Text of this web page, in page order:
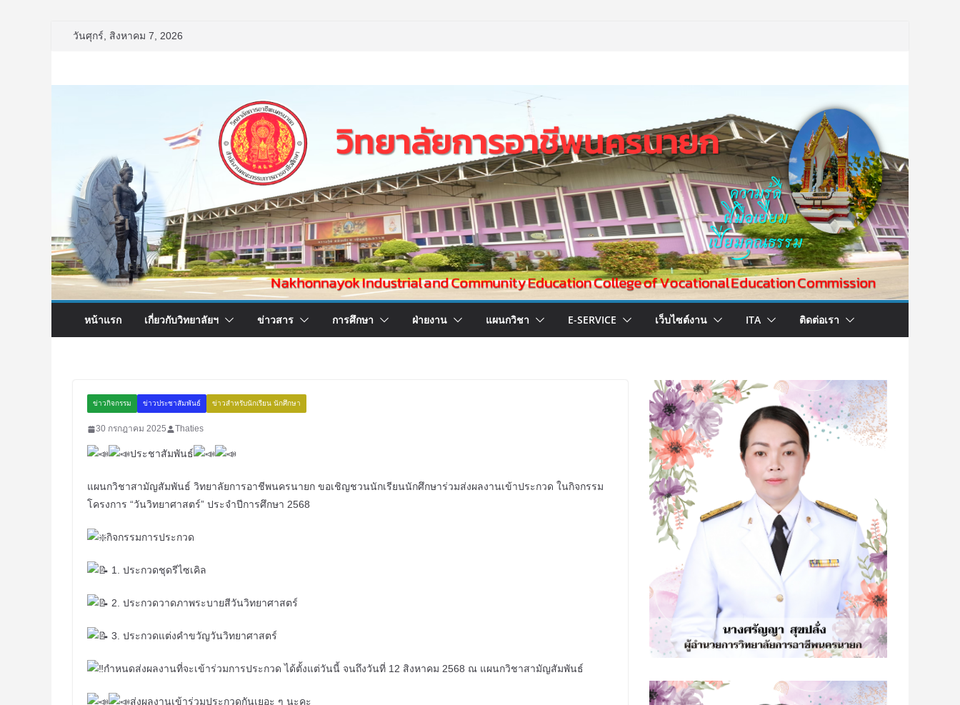
วันศุกร์, สิงหาคม 7, 2026
หน้าแรก เกี่ยวกับวิทยาลัยฯ ข่าวสาร การศึกษา ฝ่ายงาน แผนกวิชา E-SERVICE เว็บไซต์งาน ITA ติดต่อเรา
ข่าวกิจกรรม ข่าวประชาสัมพันธ์ ข่าวสำหรับนักเรียน นักศึกษา
30 กรกฎาคม 2025 Thaties
ประชาสัมพันธ์
แผนกวิชาสามัญสัมพันธ์ วิทยาลัยการอาชีพนครนายก ขอเชิญชวนนักเรียนนักศึกษาร่วมส่งผลงานเข้าประกวด ในกิจกรรม
โครงการ “วันวิทยาศาสตร์” ประจำปีการศึกษา 2568
กิจกรรมการประกวด
1. ประกวดชุดรีไซเคิล
2. ประกวดวาดภาพระบายสีวันวิทยาศาสตร์
3. ประกวดแต่งคำขวัญวันวิทยาศาสตร์
กำหนดส่งผลงานที่จะเข้าร่วมการประกวด ได้ตั้งแต่วันนี้ จนถึงวันที่ 12 สิงหาคม 2568 ณ แผนกวิชาสามัญสัมพันธ์
ส่งผลงานเข้าร่วมประกวดกันเยอะ ๆ นะคะ